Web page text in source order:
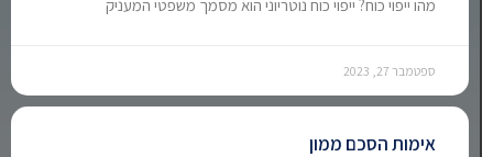
מהו ייפוי כוח? ייפוי כוח נוטריוני הוא מסמך משפטי המעניק
ספטמבר 27, 2023
אימות הסכם ממון